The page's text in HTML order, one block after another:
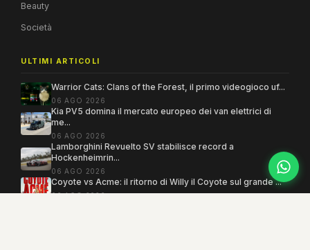
Beauty
Società
ULTIMI ARTICOLI
Warrior Cats: Clans of the Forest, il primo videogioco uf...
06 AGO 2026
Kia PV5 domina il mercato europeo dei van elettrici di
me...
06 AGO 2026
Lamborghini Revuelto SV stabilisce record a
Hockenheimrin...
06 AGO 2026
Coyote vs Acme: il ritorno di Willy il Coyote sul grande ...
06 AGO 2026